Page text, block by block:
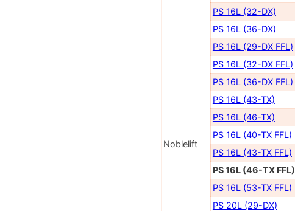
Noblelift
PS 16L (32-DX)
PS 16L (36-DX)
PS 16L (29-DX FFL)
PS 16L (32-DX FFL)
PS 16L (36-DX FFL)
PS 16L (43-TX)
PS 16L (46-TX)
PS 16L (40-TX FFL)
PS 16L (43-TX FFL)
PS 16L (46-TX FFL)
PS 16L (53-TX FFL)
PS 20L (29-DX)